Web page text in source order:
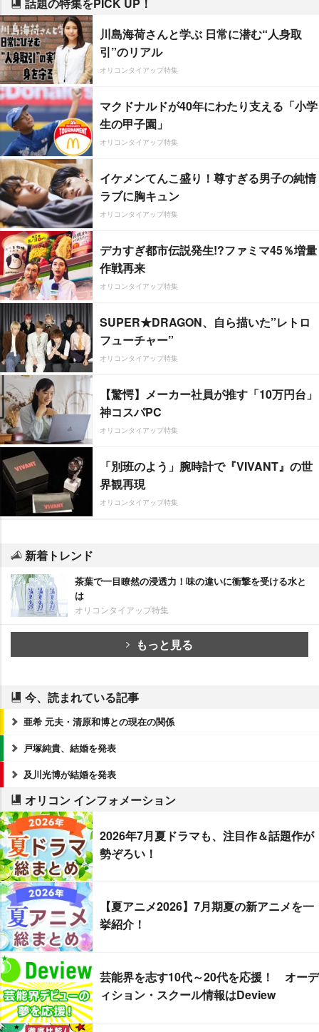
川島海荷さんと学ぶ 日常に潜む“人身取
引”のリアル
オリコンタイアップ特集
マクドナルドが40年にわたり支える「小学
生の甲子園」
オリコンタイアップ特集
イケメンてんこ盛り！尊すぎる男子の純情
ラブに胸キュン
オリコンタイアップ特集
デカすぎ都市伝説発生!?ファミマ45％増量
作戦再来
オリコンタイアップ特集
SUPER★DRAGON、自ら描いた”レトロ
フューチャー”
オリコンタイアップ特集
【驚愕】メーカー社員が推す「10万円台」
神コスパPC
オリコンタイアップ特集
「別班のよう」腕時計で『VIVANT』の世
界観再現
オリコンタイアップ特集
新着トレンド
茶葉で一目瞭然の浸透力！味の違いに衝撃を受ける水と
は
オリコンタイアップ特集
もっと見る
今、読まれている記事
亜希 元夫・清原和博との現在の関係
戸塚純貴、結婚を発表
及川光博が結婚を発表
オリコン インフォメーション
2026年7月夏ドラマも、注目作＆話題作が
勢ぞろい！
【夏アニメ2026】7月期夏の新アニメを一
挙紹介！
芸能界を志す10代～20代を応援！ オーデ
ィション・スクール情報はDeview